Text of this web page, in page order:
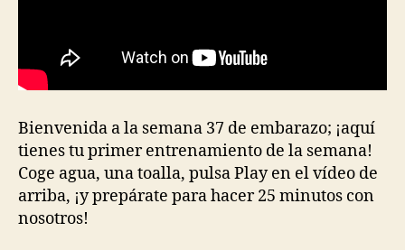
Bienvenida a la semana 37 de embarazo; ¡aquí
tienes tu primer entrenamiento de la semana!
Coge agua, una toalla, pulsa Play en el vídeo de
arriba, ¡y prepárate para hacer 25 minutos con
nosotros!